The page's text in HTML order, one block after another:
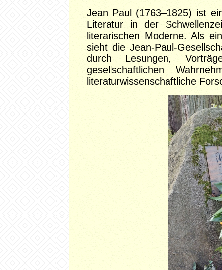
Jean Paul (1763–1825) ist
Literatur in der
literarischen Moderne. Als
sieht die Jean-Paul-
durch Lesungen,
gesellschaftlichen
literaturwissenschaftliche